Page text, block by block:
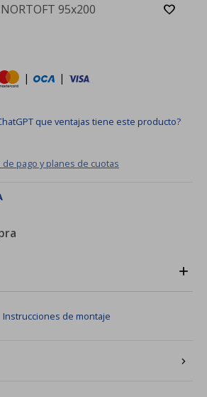
95x200
| |
que ventajas tiene este producto?
pago y planes de cuotas
+
Instrucciones de montaje